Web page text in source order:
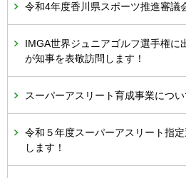
令和4年度香川県スポーツ推進審議
IMGA世界ジュニアゴルフ選手権に
が知事を表敬訪問します！
スーパーアスリート育成事業につい
令和５年度スーパーアスリート指
します！